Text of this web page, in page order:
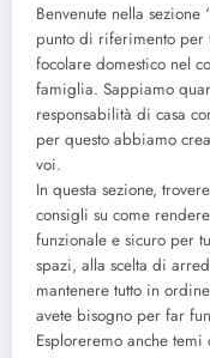
Benvenute nella
punto di riferimento per
focolare domestico nel
famiglia. Sappiamo
responsabilità di casa
per questo abbiamo
voi.
In questa sezione,
consigli su come
funzionale e sicuro per
spazi, alla scelta di
mantenere tutto in
avete bisogno per far
Esploreremo anche